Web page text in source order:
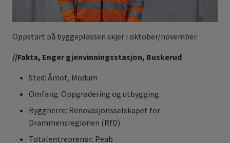
Oppstart på byggeplassen skjer i oktober/november.
//Fakta, Enger gjenvinningsstasjon, Buskerud
Sted: Åmot, Modum
Omfang: Oppgradering og utbygging
Byggherre: Renovasjonsselskapet for
Drammensregionen (RfD)
Totalentreprenør: Peab